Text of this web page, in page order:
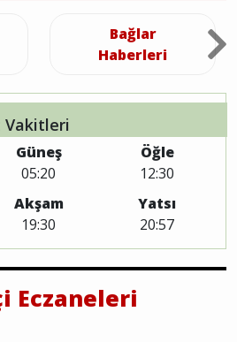
Bağlar
Haberleri
Vakitleri
Güneş
05:20
Öğle
12:30
Akşam
19:30
Yatsı
20:57
Eczaneleri